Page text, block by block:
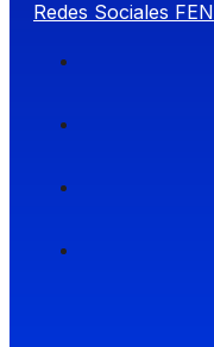
Redes Sociales FEN